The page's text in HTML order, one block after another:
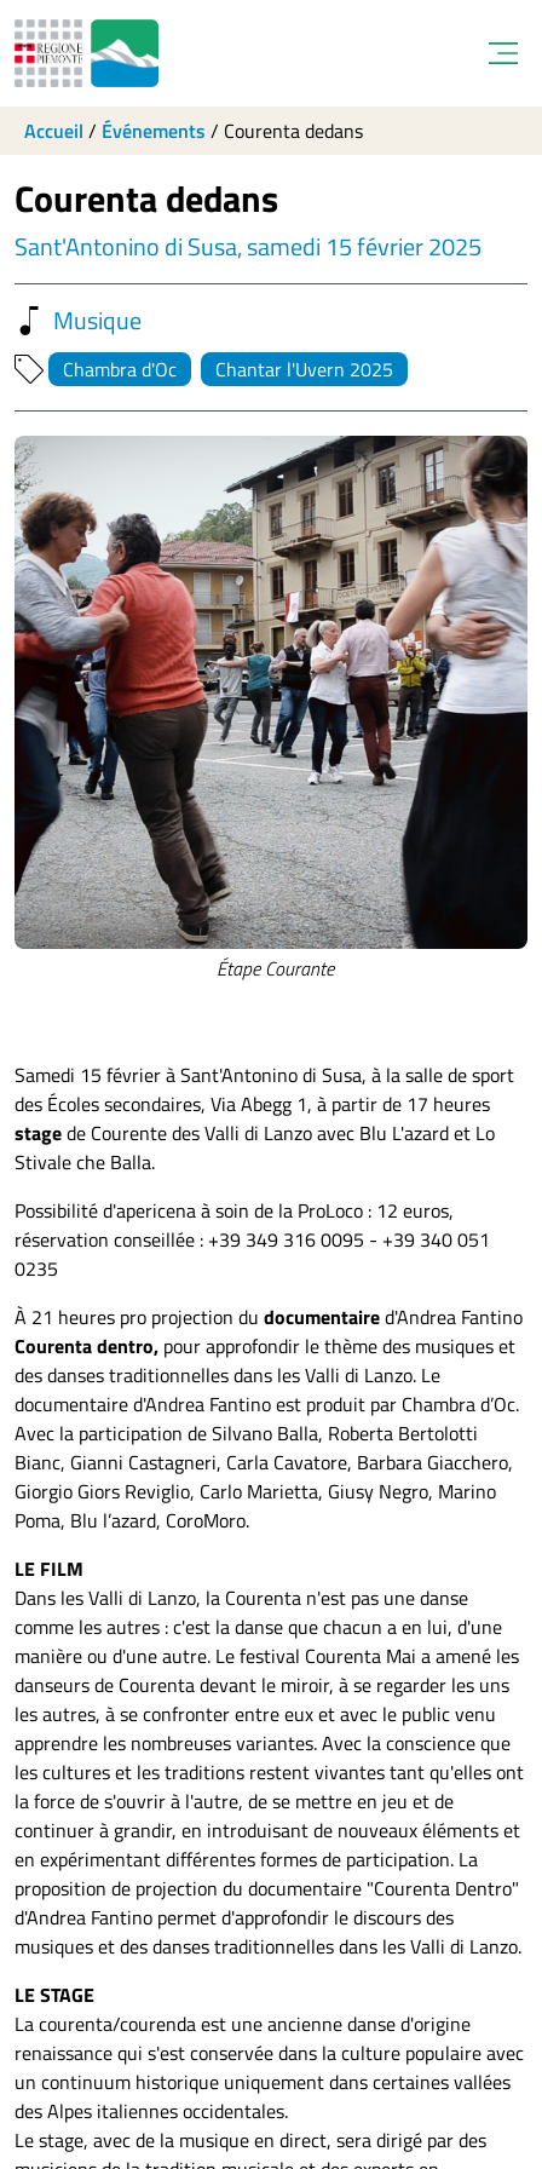
Accueil / Événements / Courenta dedans
Courenta dedans
Sant'Antonino di Susa, samedi 15 février 2025
Musique
Chambra d'Oc Chantar l'Uvern 2025
Étape Courante
Samedi 15 février à Sant'Antonino di Susa, à la salle de sport
des Écoles secondaires, Via Abegg 1, à partir de 17 heures
stagede Courente des Valli di Lanzo avec Blu L'azard et Lo
Stivale che Balla.
Possibilité d'apericena à soin de la ProLoco : 12 euros,
réservation conseillée : +39 349 316 0095 - +39 340 051
0235
À 21 heures pro projection du documentaired'Andrea Fantino
Courenta dentro, pour approfondir le thème des musiques et
des danses traditionnelles dans les Valli di Lanzo. Le
documentaire d'Andrea Fantino est produit par Chambra d’Oc.
Avec la participation de Silvano Balla, Roberta Bertolotti
Bianc, Gianni Castagneri, Carla Cavatore, Barbara Giacchero,
Giorgio Giors Reviglio, Carlo Marietta, Giusy Negro, Marino
Poma, Blu l’azard, CoroMoro.
LE FILM
Dans les Valli di Lanzo, la Courenta n'est pas une danse
comme les autres : c'est la danse que chacun a en lui, d'une
manière ou d'une autre. Le festival Courenta Mai a amené les
danseurs de Courenta devant le miroir, à se regarder les uns
les autres, à se confronter entre eux et avec le public venu
apprendre les nombreuses variantes. Avec la conscience que
les cultures et les traditions restent vivantes tant qu'elles ont
la force de s'ouvrir à l'autre, de se mettre en jeu et de
continuer à grandir, en introduisant de nouveaux éléments et
en expérimentant différentes formes de participation. La
proposition de projection du documentaire "Courenta Dentro"
d'Andrea Fantino permet d'approfondir le discours des
musiques et des danses traditionnelles dans les Valli di Lanzo.
LE STAGE
La courenta/courenda est une ancienne danse d'origine
renaissance qui s'est conservée dans la culture populaire avec
un continuum historique uniquement dans certaines vallées
des Alpes italiennes occidentales.
Le stage, avec de la musique en direct, sera dirigé par des